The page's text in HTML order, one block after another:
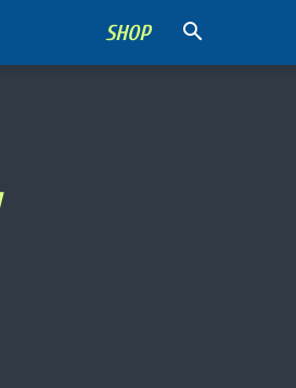
SHOP